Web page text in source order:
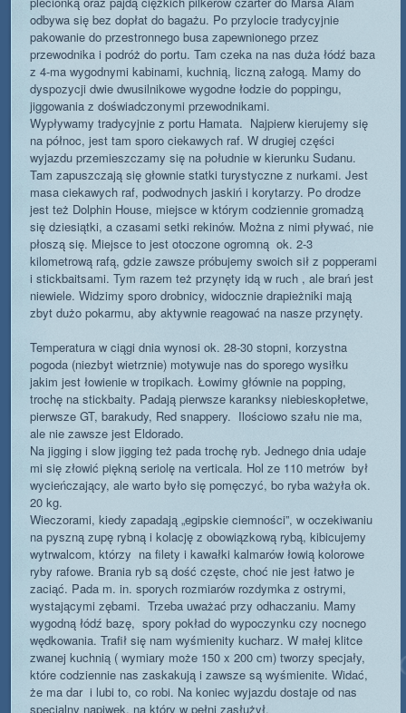
odbywa się bez dopłat do bagażu. Po przylocie tradycyjnie
pakowanie do przestronnego busa zapewnionego przez
przewodnika i podróż do portu. Tam czeka na nas duża łódź baza
z 4-ma wygodnymi kabinami, kuchnią, liczną załogą. Mamy do
dyspozycji dwie dwusilnikowe wygodne łodzie do poppingu,
jiggowania z doświadczonymi przewodnikami.
Wypływamy tradycyjnie z portu Hamata. Najpierw kierujemy się
na północ, jest tam sporo ciekawych raf. W drugiej części
wyjazdu przemieszczamy się na południe w kierunku Sudanu.
Tam zapuszczają się głownie statki turystyczne z nurkami. Jest
masa ciekawych raf, podwodnych jaskiń i korytarzy. Po drodze
jest też Dolphin House, miejsce w którym codziennie gromadzą
się dziesiątki, a czasami setki rekinów. Można z nimi pływać, nie
płoszą się. Miejsce to jest otoczone ogromną ok. 2-3
kilometrową rafą, gdzie zawsze próbujemy swoich sił z popperami
i stickbaitsami. Tym razem też przynęty idą w ruch , ale brań jest
niewiele. Widzimy sporo drobnicy, widocznie drapieżniki mają
zbyt dużo pokarmu, aby aktywnie reagować na nasze przynęty.
Temperatura w ciągi dnia wynosi ok. 28-30 stopni, korzystna
pogoda (niezbyt wietrznie) motywuje nas do sporego wysiłku
jakim jest łowienie w tropikach. Łowimy głównie na popping,
trochę na stickbaity. Padają pierwsze karanksy niebieskopłetwe,
pierwsze GT, barakudy, Red snappery. Ilościowo szału nie ma,
ale nie zawsze jest Eldorado.
Na jigging i slow jigging też pada trochę ryb. Jednego dnia udaje
mi się złowić piękną seriolę na verticala. Hol ze 110 metrów był
wycieńczający, ale warto było się pomęczyć, bo ryba ważyła ok.
20 kg.
Wieczorami, kiedy zapadają „egipskie ciemności”, w oczekiwaniu
na pyszną zupę rybną i kolację z obowiązkową rybą, kibicujemy
wytrwalcom, którzy na filety i kawałki kalmarów łowią kolorowe
ryby rafowe. Brania ryb są dość częste, choć nie jest łatwo je
zaciąć. Pada m. in. sporych rozmiarów rozdymka z ostrymi,
wystającymi zębami. Trzeba uważać przy odhaczaniu. Mamy
wygodną łódź bazę, spory pokład do wypoczynku czy nocnego
wędkowania. Trafił się nam wyśmienity kucharz. W małej klitce
zwanej kuchnią ( wymiary może 150 x 200 cm) tworzy specjały,
które codziennie nas zaskakują i zawsze są wyśmienite. Widać,
że ma dar i lubi to, co robi. Na koniec wyjazdu dostaje od nas
specjalny napiwek, na który w pełni zasłużył.